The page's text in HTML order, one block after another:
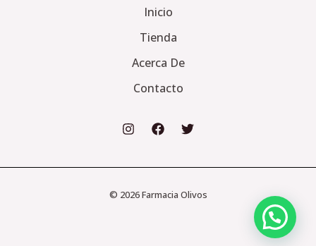
Inicio
Tienda
Acerca De
Contacto
© 2026 Farmacia Olivos